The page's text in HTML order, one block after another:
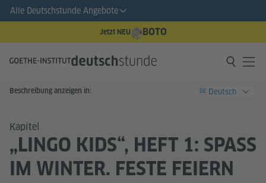
Alle Deutschstunde Angebote
Jetzt NEU BOTO
Beschreibung anzeigen in: DE Deutsch
Kapitel
„LINGO KIDS“, HEFT 1: SPASS I
M WINTER. FESTE FEIERN